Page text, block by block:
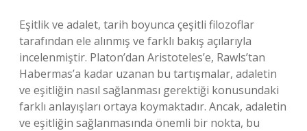
Eşitlik ve adalet, tarih boyunca çeşitli filozoflar
tarafından ele alınmış ve farklı bakış açılarıyla
incelenmiştir. Platon’dan Aristoteles’e, Rawls’tan
Habermas’a kadar uzanan bu tartışmalar, adaletin
ve eşitliğin nasıl sağlanması gerektiği konusundaki
farklı anlayışları ortaya koymaktadır. Ancak, adaletin
ve eşitliğin sağlanmasında önemli bir nokta, bu